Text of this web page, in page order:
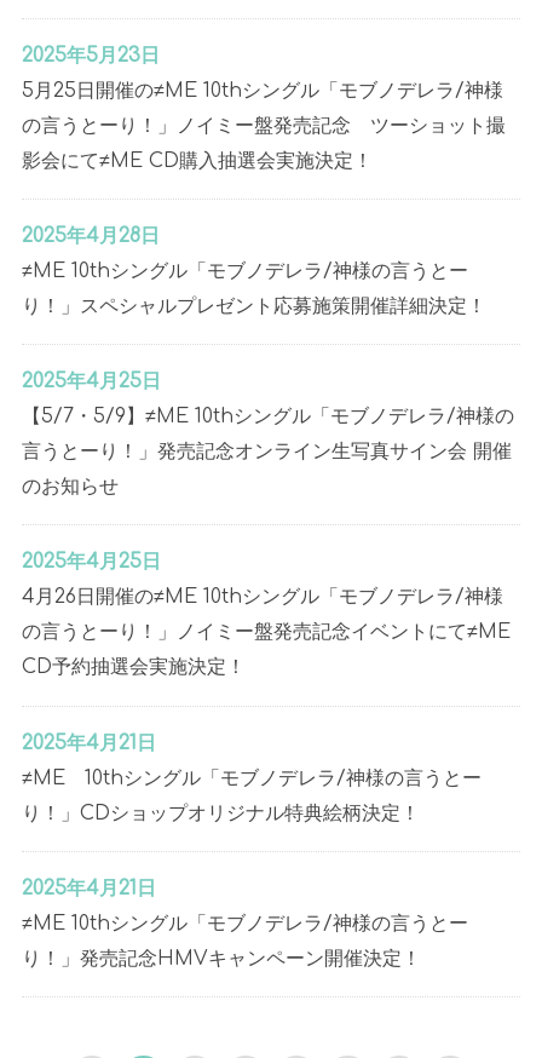
2025年5月23日
5月25日開催の≠ME 10thシングル「モブノデレラ/神様
の言うとーり！」ノイミー盤発売記念 ツーショット撮
影会にて≠ME CD購入抽選会実施決定！
2025年4月28日
≠ME 10thシングル「モブノデレラ/神様の言うとー
り！」スペシャルプレゼント応募施策開催詳細決定！
2025年4月25日
【5/7・5/9】≠ME 10thシングル「モブノデレラ/神様の
言うとーり！」発売記念オンライン生写真サイン会 開催
のお知らせ
2025年4月25日
4月26日開催の≠ME 10thシングル「モブノデレラ/神様
の言うとーり！」ノイミー盤発売記念イベントにて≠ME
CD予約抽選会実施決定！
2025年4月21日
≠ME 10thシングル「モブノデレラ/神様の言うとー
り！」CDショップオリジナル特典絵柄決定！
2025年4月21日
≠ME 10thシングル「モブノデレラ/神様の言うとー
り！」発売記念HMVキャンペーン開催決定！